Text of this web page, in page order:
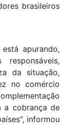
brasileiros
apurando,
da situação,
no comércio
a cobrança de
informou